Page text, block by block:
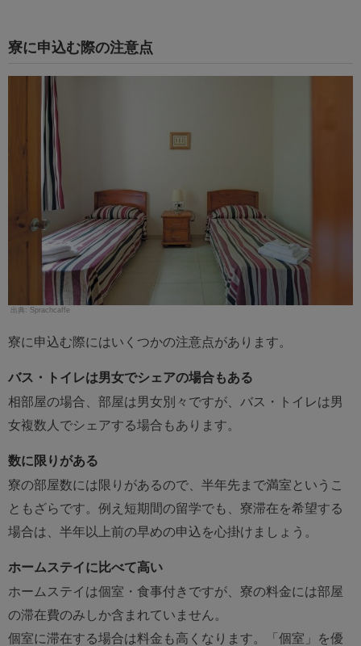
寮に申込む際の注意点
Sprachcaffe
寮に申込む際にはいくつかの注意点があります。
バス・トイレは男女でシェアの場合もある
相部屋の場合、部屋は男女別々ですが、バス・トイレは男
女複数人でシェアする場合もあります。
数に限りがある
寮の部屋数には限りがあるので、半年先まで満室というこ
ともざらです。例え短期間の留学でも、寮滞在を希望する
場合は、半年以上前の早めの申込を心掛けましょう。
ホームステイに比べて高い
ホームステイは個室・食事付きですが、寮の料金には部屋
の滞在費のみしか含まれていません。
個室に滞在する場合は料金も高くなります。「個室」を優